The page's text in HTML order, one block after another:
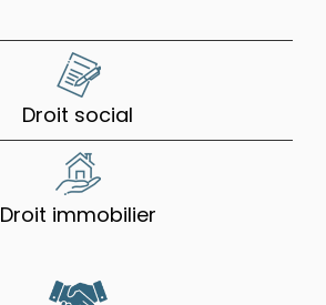
Droit social
Droit immobilier